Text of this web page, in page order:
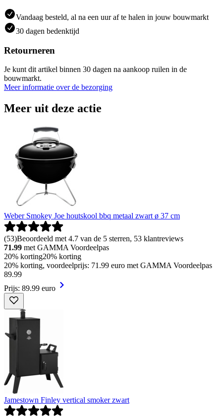
Vandaag besteld, al na een uur af te halen in jouw bouwmarkt
30 dagen bedenktijd
Retourneren
Je kunt dit artikel binnen 30 dagen na aankoop ruilen in de
bouwmarkt.
Meer informatie over de bezorging
Meer uit deze actie
Weber Smokey Joe houtskool bbq metaal zwart ø 37 cm
(53)Beoordeeld met 4.7 van de 5 sterren, 53 klantreviews
71.99 met GAMMA Voordeelpas
20% korting20% korting
20% korting, voordeelprijs: 71.99 euro met GAMMA Voordeelpas
89.99
Prijs: 89.99 euro
Jamestown Finley vertical smoker zwart